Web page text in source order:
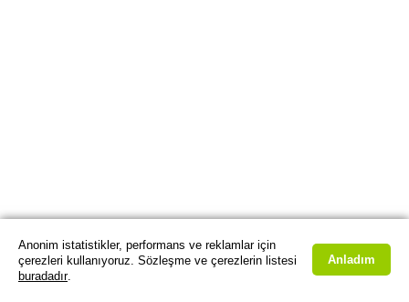
Anonim istatistikler, performans ve reklamlar için
çerezleri kullanıyoruz. Sözleşme ve çerezlerin listesi
buradadır.
Anladım